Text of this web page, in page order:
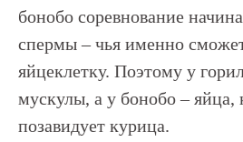
бонобо соревнование
спермы – чья именно
яйцеклетку. Поэтому у
мускулы, а у бонобо – яйца,
позавидует курица.